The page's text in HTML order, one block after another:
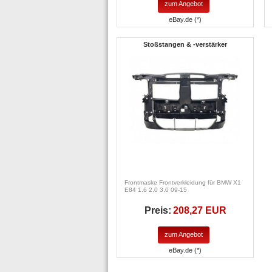
zum Angebot
eBay.de (*)
Stoßstangen & -verstärker
Frontmaske Frontverkleidung für BMW X1
E84 1.6 2.0 3.0 09-15
Preis: 208,27 EUR
zum Angebot
eBay.de (*)